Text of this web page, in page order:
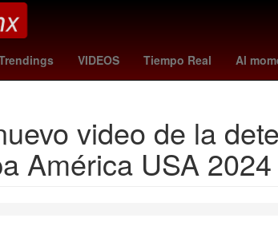
VIDEOS Tiempo Real Al
Portland Trail Blazers santo domingo 2026 China
video de la
América USA 2024